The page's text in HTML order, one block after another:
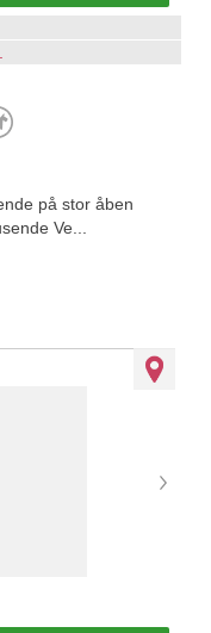
på stor åben
Ve...